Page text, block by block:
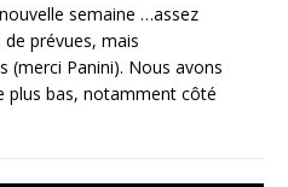
semaine …assez
prévues, mais
(merci Panini). Nous avons
plus bas, notamment côté